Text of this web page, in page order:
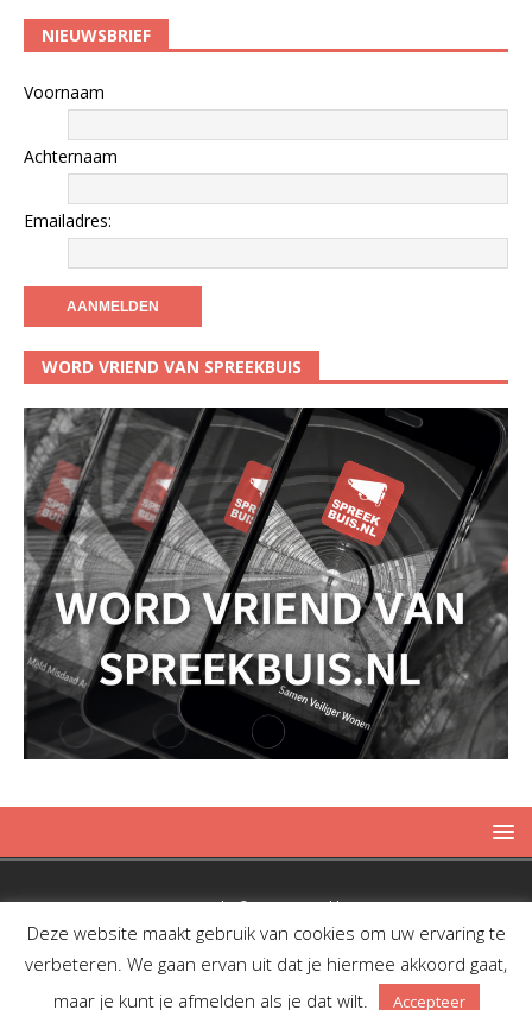
NIEUWSBRIEF
Voornaam
Achternaam
Emailadres:
WORD VRIEND VAN SPREEKBUIS
Copyright © 2019 Spreekbuis
Deze website maakt gebruik van cookies om uw ervaring te
verbeteren. We gaan ervan uit dat je hiermee akkoord gaat,
maar je kunt je afmelden als je dat wilt.
Accepteer